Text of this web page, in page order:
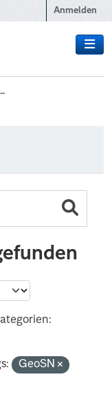
Anmelden
GeoSN